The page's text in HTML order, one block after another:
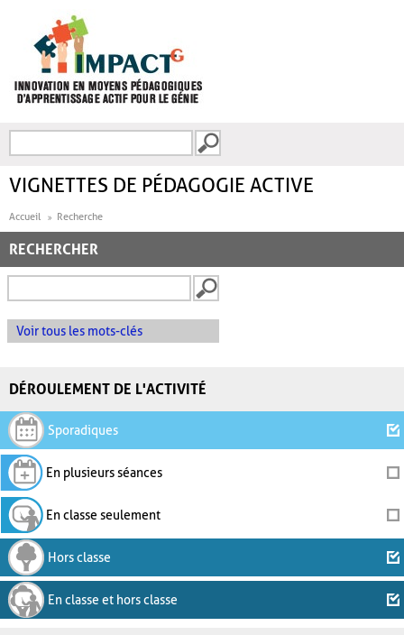
FORMULAIRE DE
VIGNETTES DE PÉDAGOGIE ACTIVE
Accueil Recherche
RECHERCHER
Voir tous les mots-clés
DÉROULEMENT DE L'ACTIVITÉ
Sporadiques
En plusieurs séances
En classe seulement
Hors classe
En classe et hors classe